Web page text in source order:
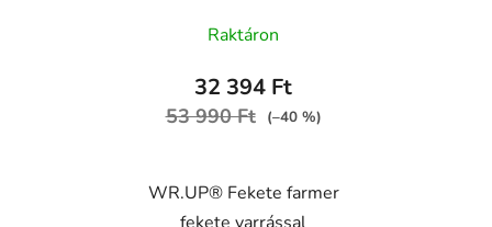
WRUP2RC002ORG,
J7N
Raktáron
32 394 Ft
53 990 Ft (–40 %)
WR.UP® Fekete farmer